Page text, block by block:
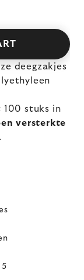
deegzakjes
100 stuks in
versterkte
.